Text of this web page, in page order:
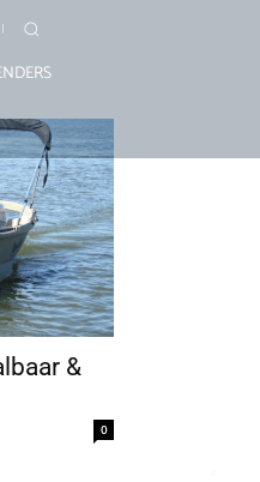
&
0